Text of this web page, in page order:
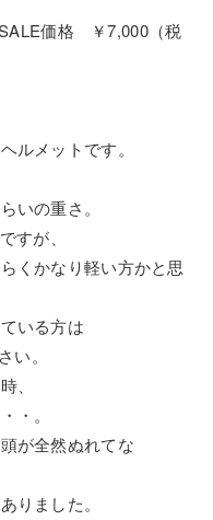
価格 ￥7,000（税
ルメットです。
いの重さ。
すが、
くかなり軽い方かと思
いる方は
い。
、
・。
が全然ぬれてな
りました。